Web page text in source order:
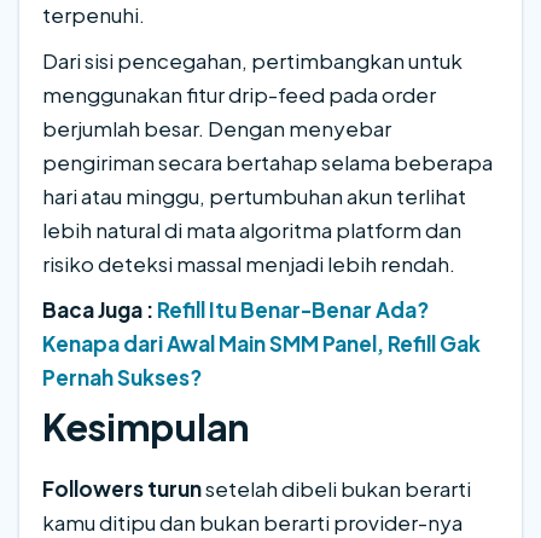
terpenuhi.
Dari sisi pencegahan, pertimbangkan untuk
menggunakan fitur drip-feed pada order
berjumlah besar. Dengan menyebar
pengiriman secara bertahap selama beberapa
hari atau minggu, pertumbuhan akun terlihat
lebih natural di mata algoritma platform dan
risiko deteksi massal menjadi lebih rendah.
Baca Juga : Refill Itu Benar-Benar Ada?
Kenapa dari Awal Main SMM Panel, Refill Gak
Pernah Sukses?
Kesimpulan
Followers turunsetelah dibeli bukan berarti
kamu ditipu dan bukan berarti provider-nya